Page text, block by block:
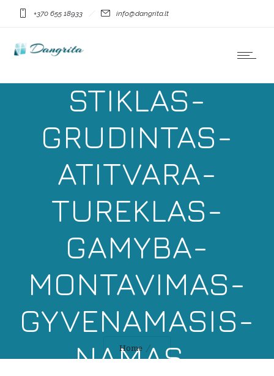
+370 655 18933 info@dangrita.lt
BALKONAS-
TERASA-
STIKLAS-
GRUDINTAS-
ATITVARA-
TUREKLAS-
GAMYBA-
MONTAVIMAS-
GYVENAMASIS-
NAMAS-
Home